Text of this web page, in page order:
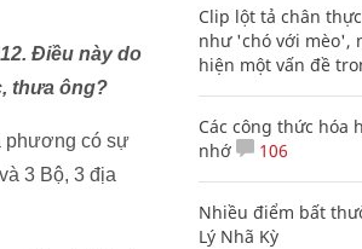
Điều này do
thưa ông?
phương có sự
3 Bộ, 3 địa
Clip lột tả chân
như 'chó với mèo',
hiện một vấn đề
Các công thức hóa
nhớ
106
Nhiều điểm bất
Lý Nhã Kỳ